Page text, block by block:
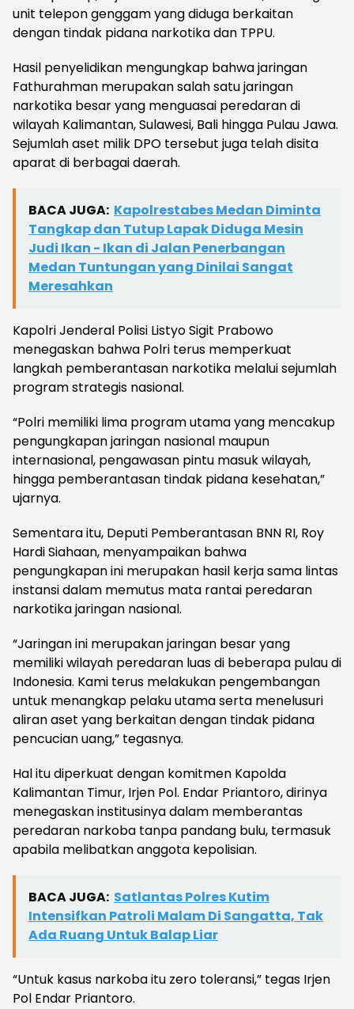
unit telepon genggam yang diduga berkaitan
dengan tindak pidana narkotika dan TPPU.
Hasil penyelidikan mengungkap bahwa jaringan
Fathurahman merupakan salah satu jaringan
narkotika besar yang menguasai peredaran di
wilayah Kalimantan, Sulawesi, Bali hingga Pulau Jawa.
Sejumlah aset milik DPO tersebut juga telah disita
aparat di berbagai daerah.
BACA JUGA: Kapolrestabes Medan Diminta
Tangkap dan Tutup Lapak Diduga Mesin
Judi Ikan - Ikan di Jalan Penerbangan
Medan Tuntungan yang Dinilai Sangat
Meresahkan
Kapolri Jenderal Polisi Listyo Sigit Prabowo
menegaskan bahwa Polri terus memperkuat
langkah pemberantasan narkotika melalui sejumlah
program strategis nasional.
“Polri memiliki lima program utama yang mencakup
pengungkapan jaringan nasional maupun
internasional, pengawasan pintu masuk wilayah,
hingga pemberantasan tindak pidana kesehatan,”
ujarnya.
Sementara itu, Deputi Pemberantasan BNN RI, Roy
Hardi Siahaan, menyampaikan bahwa
pengungkapan ini merupakan hasil kerja sama lintas
instansi dalam memutus mata rantai peredaran
narkotika jaringan nasional.
“Jaringan ini merupakan jaringan besar yang
memiliki wilayah peredaran luas di beberapa pulau di
Indonesia. Kami terus melakukan pengembangan
untuk menangkap pelaku utama serta menelusuri
aliran aset yang berkaitan dengan tindak pidana
pencucian uang,” tegasnya.
Hal itu diperkuat dengan komitmen Kapolda
Kalimantan Timur, Irjen Pol. Endar Priantoro, dirinya
menegaskan institusinya dalam memberantas
peredaran narkoba tanpa pandang bulu, termasuk
apabila melibatkan anggota kepolisian.
BACA JUGA: Satlantas Polres Kutim
Intensifkan Patroli Malam Di Sangatta, Tak
Ada Ruang Untuk Balap Liar
“Untuk kasus narkoba itu zero toleransi,” tegas Irjen
Pol Endar Priantoro.